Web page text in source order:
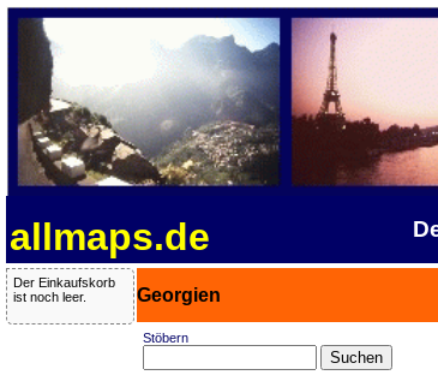
allmaps.de
Der Einkaufskorb
ist noch leer.
Georgien
Stöbern